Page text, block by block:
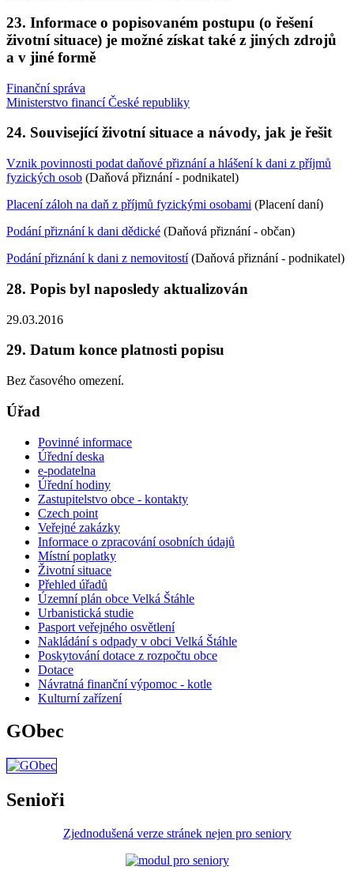
23. Informace o popisovaném postupu (o řešení
životní situace) je možné získat také z jiných zdrojů
a v jiné formě
Finanční správa
Ministerstvo financí České republiky
24. Související životní situace a návody, jak je řešit
Vznik povinnosti podat daňové přiznání a hlášení k dani z příjmů
fyzických osob (Daňová přiznání - podnikatel)
Placení záloh na daň z příjmů fyzickými osobami (Placení daní)
Podání přiznání k dani dědické (Daňová přiznání - občan)
Podání přiznání k dani z nemovitostí(Daňová přiznání - podnikatel)
28. Popis byl naposledy aktualizován
29.03.2016
29. Datum konce platnosti popisu
Bez časového omezení.
Úřad
Povinné informace
Úřední deska
e-podatelna
Úřední hodiny
Zastupitelstvo obce - kontakty
Czech point
Veřejné zakázky
Informace o zpracování osobních údajů
Místní poplatky
Životní situace
Přehled úřadů
Územní plán obce Velká Štáhle
Urbanistická studie
Pasport veřejného osvětlení
Nakládání s odpady v obci Velká Štáhle
Poskytování dotace z rozpočtu obce
Dotace
Návratná finanční výpomoc - kotle
Kulturní zařízení
GObec
Senioři
Zjednodušená verze stránek nejen pro seniory